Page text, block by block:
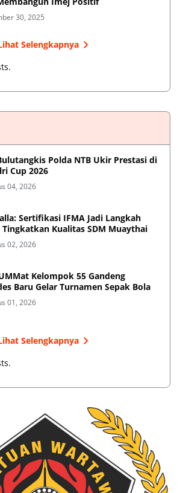
30, 2025
Selengkapnya
Polda NTB Ukir Prestasi di
Cup 2026
04, 2026
Sertifikasi IFMA Jadi Langkah
Tingkatkan Kualitas SDM Muaythai
02, 2026
Kelompok 55 Gandeng
Baru Gelar Turnamen Sepak Bola
01, 2026
Selengkapnya